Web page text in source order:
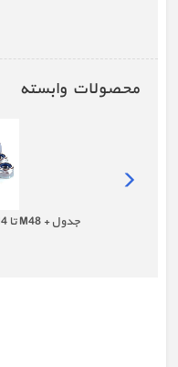
محصولات وابسته
خرید پیچ آهنی DIN 933 از M4 تا M48 + جدول